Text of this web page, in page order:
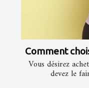
Comment
Vous désirez
devez le